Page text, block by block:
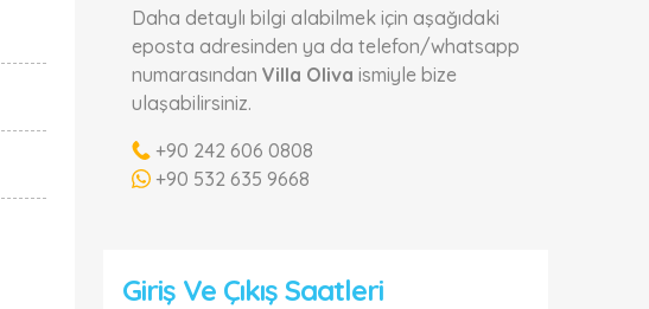
Daha detaylı bilgi alabilmek için aşağıdaki
eposta adresinden ya da telefon/whatsapp
numarasından Villa Oliva ismiyle bize
ulaşabilirsiniz.
+90 242 606 0808
+90 532 635 9668
Giriş Ve Çıkış Saatleri